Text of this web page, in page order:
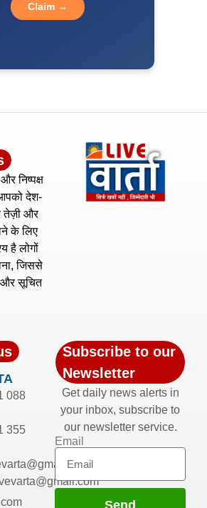
Claim →
निष्पक्ष
आपको देश-
तेज़ी और
के लिए
है लोगों
जिससे
और सूचित
088
355
Subscribe to our
Newsletter
Get daily news alerts in
your inbox, subscribe to
our newsletter service.
Email
Send